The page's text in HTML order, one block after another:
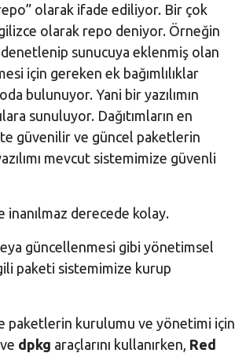
olarak ifade ediliyor. Bir çok
olarak repo deniyor. Örneğin
denetlenip sunucuya eklenmiş olan
için gereken ek bağımlılıklar
bulunuyor. Yani bir yazılımın
sunuluyor. Dağıtımların en
güvenilir ve güncel paketlerin
mevcut sistemimize güvenli
inanılmaz derecede kolay.
güncellenmesi gibi yönetimsel
paketi sistemimize kurup
paketlerin kurulumu ve yönetimi için
ve dpkg araçlarını kullanırken, Red